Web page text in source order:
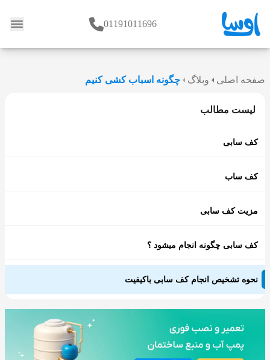
وبلاگ 01191011696
صفحه اصلی وبلاگ چگونه اسباب کشی کنیم
لیست مطالب
کف سابی
کف ساب
مزیت کف سابی
کف سابی چگونه انجام میشود ؟
نحوه تشخیص انجام کف سابی باکیفیت